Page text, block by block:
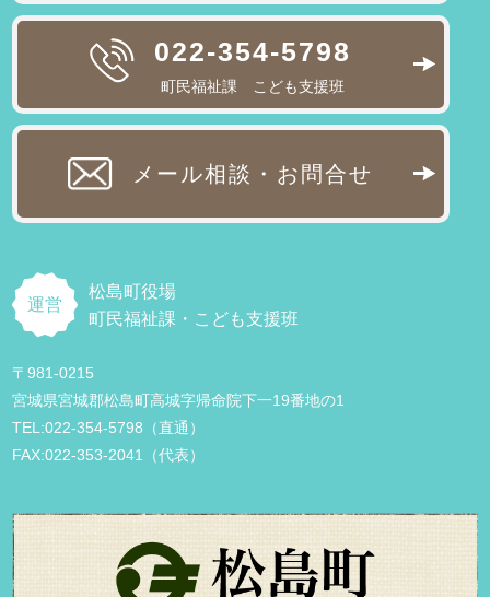
022-354-5798
町民福祉課 こども支援班
メール相談・お問合せ
運営
松島町役場
町民福祉課・こども支援班
〒981-0215
宮城県宮城郡松島町高城字帰命院下一19番地の1
TEL:022-354-5798（直通）
FAX:022-353-2041（代表）